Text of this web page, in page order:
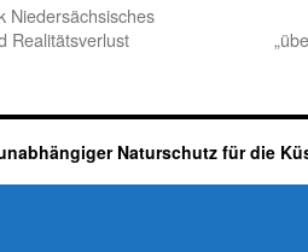
Niedersächsisches
Realitätsverlust
Naturschutz für die